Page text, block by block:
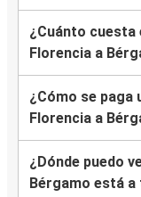
¿Cuánto cuesta
Florencia a
¿Cómo se paga
Florencia a
¿Dónde puedo
Bérgamo está a